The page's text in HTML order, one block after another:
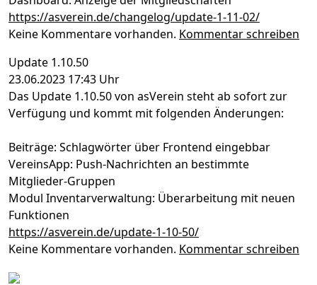
https://asverein.de/changelog/update-1-11-02/
Keine Kommentare vorhanden. Kommentar schreiben
Update 1.10.50
23.06.2023 17:43 Uhr
Das Update 1.10.50 von asVerein steht ab sofort zur
Verfügung und kommt mit folgenden Änderungen:
Beiträge: Schlagwörter über Frontend eingebbar
VereinsApp: Push-Nachrichten an bestimmte
Mitglieder-Gruppen
Modul Inventarverwaltung: Überarbeitung mit neuen
Funktionen
https://asverein.de/update-1-10-50/
Keine Kommentare vorhanden. Kommentar schreiben